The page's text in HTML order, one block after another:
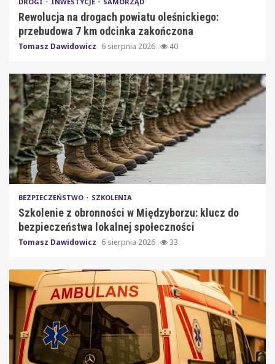
Rewolucja na drogach powiatu oleśnickiego:
przebudowa 7 km odcinka zakończona
Tomasz Dawidowicz 6 sierpnia 2026 40
BEZPIECZEŃSTWO SZKOLENIA
Szkolenie z obronności w Międzyborzu: klucz do
bezpieczeństwa lokalnej społeczności
Tomasz Dawidowicz 6 sierpnia 2026 33